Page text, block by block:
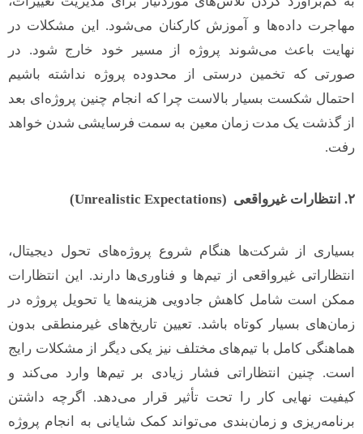
مهاجرت داده‌ها و آموزش کارکنان می‌شود. این مشکلات در
نهایت باعث می‌شوند پروژه از مسیر خود خارج شود. در
صورتی که تخمین درستی از محدوده پروژه نداشته باشیم
احتمال شکست بسیار بالاست چرا که انجام چنین پروژه‌ای بعد
از گذشت یک مدت زمان معین به سمت فرسایشی شدن خواهد
رفت.
۲. انتظارات غیرواقعی (Unrealistic Expectations)
بسیاری از شرکت‌ها هنگام شروع پروژه‌های تحول دیجیتال،
انتظاراتی غیرواقعی از تیم‌ها و فناوری‌ها دارند. این انتظارات
ممکن است شامل کاهش جادویی هزینه‌ها یا تحویل پروژه در
زمان‌های بسیار کوتاه باشد. تعیین تاریخ‌های غیرمنطقی بدون
هماهنگی کامل با تیم‌های مختلف نیز یکی دیگر از مشکلات رایج
است. چنین انتظاراتی فشار زیادی بر تیم‌ها وارد می‌کند و
کیفیت نهایی کار را تحت تأثیر قرار می‌دهد. اگرچه داشتن
برنامه‌ریزی و زمان‌بندی می‌تواند کمک شایانی به انجام پروژه